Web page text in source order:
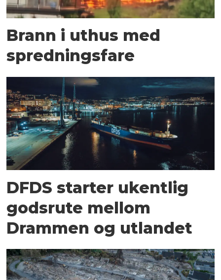
Brann i uthus med
spredningsfare
DFDS starter ukentlig
godsrute mellom
Drammen og utlandet